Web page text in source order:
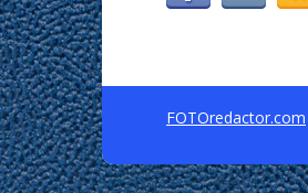
FOTOredactor.com